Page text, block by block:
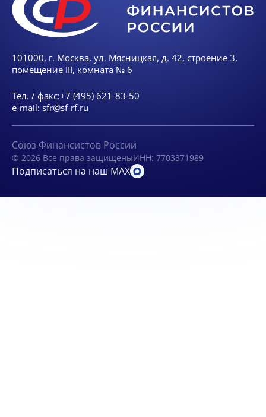
101000, г. Москва, ул. Мясницкая, д. 42, строение 3,
помещение III, комната № 6
Тел. / факс:+7 (495) 621-83-50
e-mail: sfr@sf-rf.ru
Союз Финансистов России
© 2026 Все права защищеныИНН: 7703371989
Подписаться на наш MAX